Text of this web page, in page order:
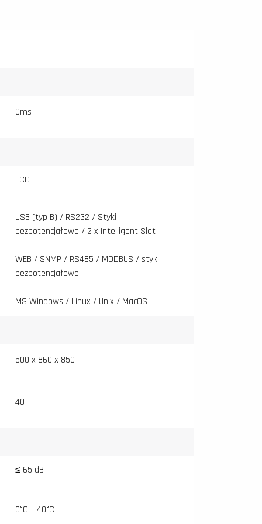
0ms
LCD
USB (typ B) / RS232 / Styki
bezpotencjałowe / 2 x Intelligent Slot
WEB / SNMP / RS485 / MODBUS / styki
bezpotencjałowe
MS Windows / Linux / Unix / MacOS
500 x 860 x 850
40
≤ 65 dB
0°C – 40°C